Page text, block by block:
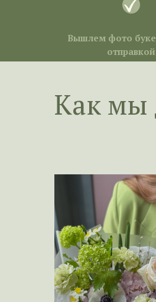
Вышлем фото
отправкой
Как мы